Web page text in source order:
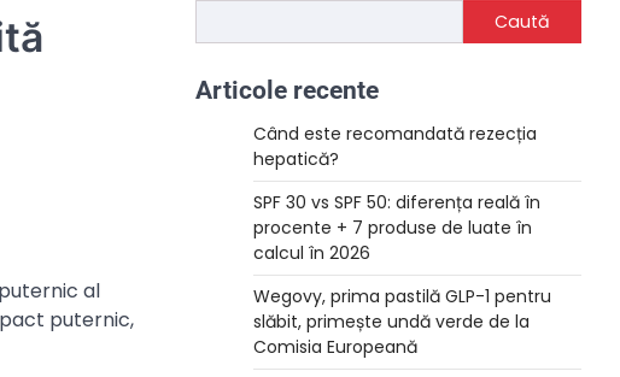
al
puternic,
Caută
Articole recente
Când este recomandată rezecția
hepatică?
SPF 30 vs SPF 50: diferența reală în
procente + 7 produse de luate în
calcul în 2026
Wegovy, prima pastilă GLP-1 pentru
slăbit, primește undă verde de la
Comisia Europeană